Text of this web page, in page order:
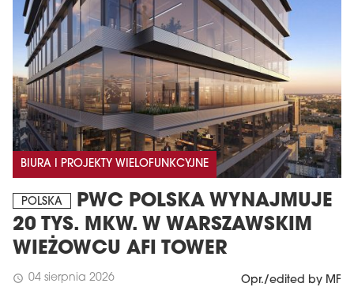
BIURA I PROJEKTY WIELOFUNKCYJNE
POLSKA
PWC POLSKA WYNAJMUJE
20 TYS. MKW. W WARSZAWSKIM
WIEŻOWCU AFI TOWER
schedule 04 sierpnia 2026 Opr./edited by MF